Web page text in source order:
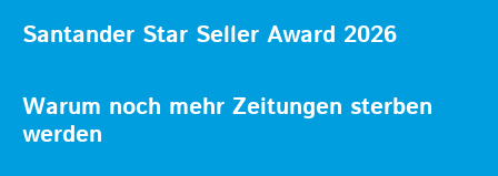
Santander Star Seller Award 2026
Warum noch mehr Zeitungen sterben
werden